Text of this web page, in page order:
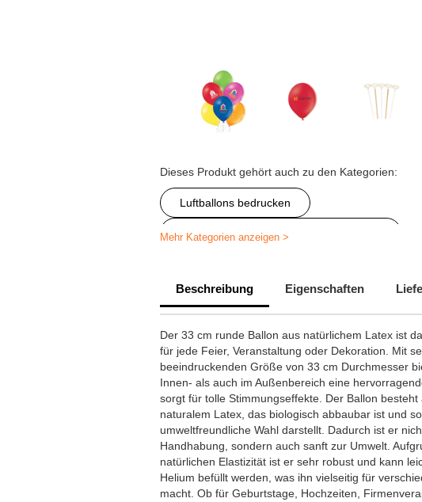
Dieses Produkt gehört auch zu den Kategorien:
Luftballons bedrucken
Bedruckte Hochzeit Luftballons bedruckt
Mehr Kategorien anzeigen >
Beschreibung Eigenschaften
Der 33 cm runde Ballon aus natürlichem Latex ist
für jede Feier, Veranstaltung oder Dekoration. Mit
beeindruckenden Größe von 33 cm Durchmesser
Innen- als auch im Außenbereich eine
sorgt für tolle Stimmungseffekte. Der Ballon besteht
naturalem Latex, das biologisch abbaubar ist und
umweltfreundliche Wahl darstellt. Dadurch ist er
Handhabung, sondern auch sanft zur Umwelt.
natürlichen Elastizität ist er sehr robust und kann
Helium befüllt werden, was ihn vielseitig für
macht. Ob für Geburtstage, Hochzeiten,